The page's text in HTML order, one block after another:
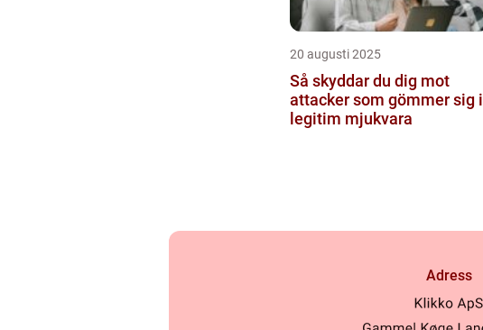
20 augusti 2025
Så skyddar du dig mot
attacker som gömmer sig i
legitim mjukvara
Adress